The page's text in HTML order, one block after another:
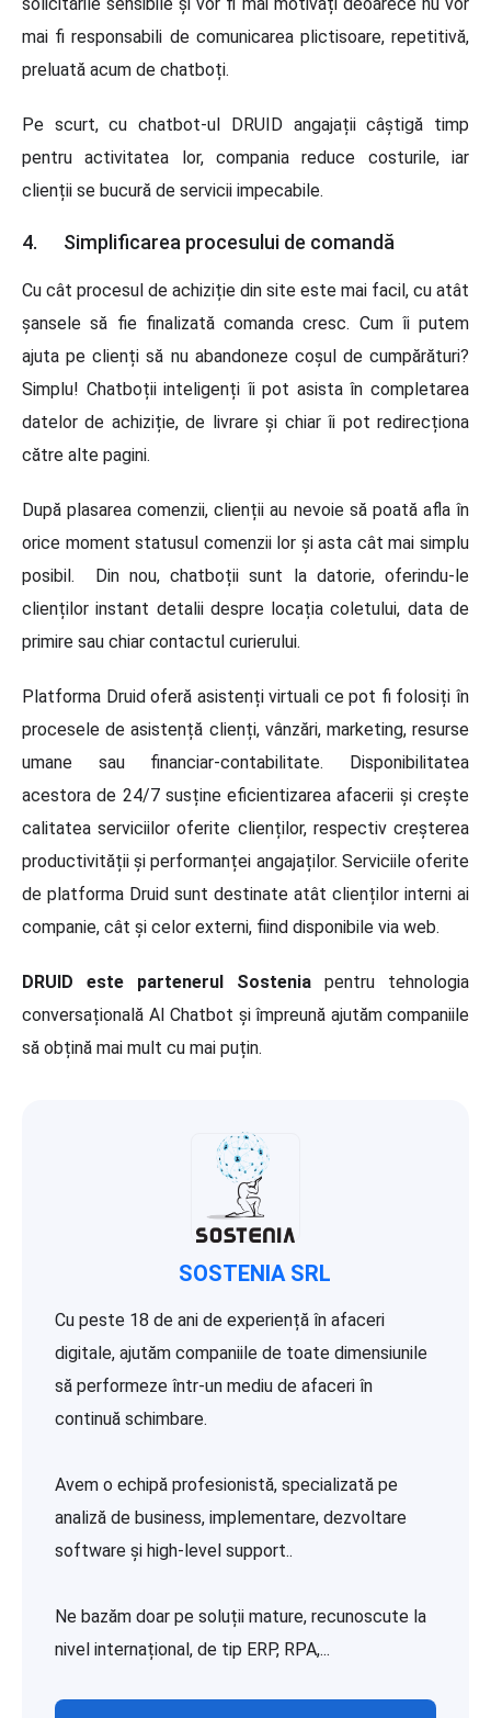
mai fi responsabili de comunicarea plictisoare, repetitivă,
preluată acum de chatboți.
Pe scurt, cu chatbot-ul DRUID angajații câștigă timp
pentru activitatea lor, compania reduce costurile, iar
clienții se bucură de servicii impecabile.
4. Simplificarea procesului de comandă
Cu cât procesul de achiziție din site este mai facil, cu atât
șansele să fie finalizată comanda cresc. Cum îi putem
ajuta pe clienți să nu abandoneze coșul de cumpărături?
Simplu! Chatboții inteligenți îi pot asista în completarea
datelor de achiziție, de livrare și chiar îi pot redirecționa
către alte pagini.
După plasarea comenzii, clienții au nevoie să poată afla în
orice moment statusul comenzii lor și asta cât mai simplu
posibil. Din nou, chatboții sunt la datorie, oferindu-le
clienților instant detalii despre locația coletului, data de
primire sau chiar contactul curierului.
Platforma Druid oferă asistenți virtuali ce pot fi folosiți în
procesele de asistență clienți, vânzări, marketing, resurse
umane sau financiar-contabilitate. Disponibilitatea
acestora de 24/7 susține eficientizarea afacerii și crește
calitatea serviciilor oferite clienților, respectiv creșterea
productivității și performanței angajaților. Serviciile oferite
de platforma Druid sunt destinate atât clienților interni ai
companie, cât și celor externi, fiind disponibile via web.
DRUID este partenerul Sostenia pentru tehnologia
conversațională AI Chatbot și împreună ajutăm companiile
să obțină mai mult cu mai puțin.
SOSTENIA SRL
Cu peste 18 de ani de experiență în afaceri
digitale, ajutăm companiile de toate dimensiunile
să performeze într-un mediu de afaceri în
continuă schimbare.
Avem o echipă profesionistă, specializată pe
analiză de business, implementare, dezvoltare
software și high-level support..
Ne bazăm doar pe soluții mature, recunoscute la
nivel internațional, de tip ERP, RPA,...